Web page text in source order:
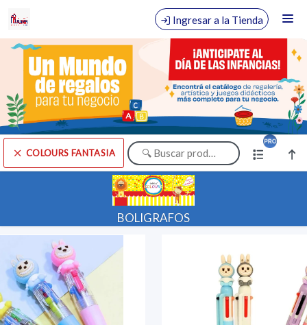
Comprá online productos de COLOURS FANTASIA en COMERCIAL
SUMA
Ingresar a la Tienda
CÓMO COMPRAR
QUIÉNES SOMOS
TIENDA MINORISTA
CONTACTO
COLOURS FANTASIA
Comprá online productos de COLOURS FANTASIA en COMERCIAL SUMA
BOLIGRAFOS